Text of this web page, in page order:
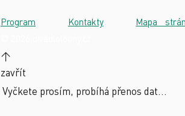
Program Kontakty· Mapa
↑
zavřít
Vyčkete prosím, probíhá přenos dat...